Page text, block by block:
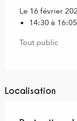
Le 16 février
14:30 à 16:05
Tout public
Localisation